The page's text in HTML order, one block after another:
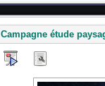
Campagne étude